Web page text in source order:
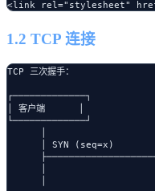
1.2 TCP 连接
TCP 三次握手：
┌─────────────┐
│ 客户端      │
└─────────────┘
│ SYN (seq=x)
│